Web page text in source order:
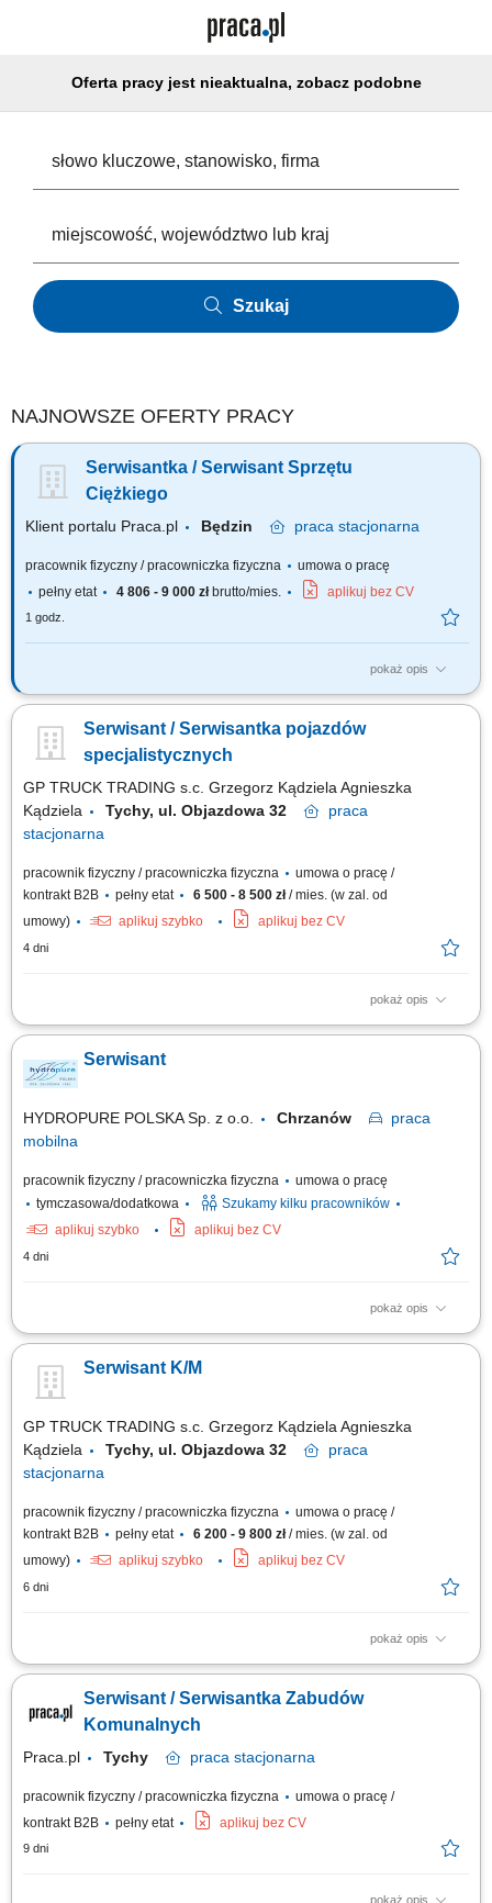
Oferta pracy jest nieaktualna, zobacz podobne
Szukaj
NAJNOWSZE OFERTY PRACY
Serwisantka / Serwisant Sprzętu
Ciężkiego
Klient portalu Praca.pl Będzin praca stacjonarna
pracownik fizyczny / pracowniczka fizyczna
umowa o pracę
pełny etat
4 806 - 9 000 złbrutto/mies. aplikuj bez CV
1 godz.
pokaż opis
Przeprowadzanie serwisów i napraw maszyn ciężkich, Identyfikacja i
poprzez regularne przeglądy.
Serwisant / Serwisantka pojazdów
specjalistycznych
GP TRUCK TRADING s.c. Grzegorz Kądziela Agnieszka
Kądziela
Tychy, ul. Objazdowa 32
praca
stacjonarna
pracownik fizyczny / pracowniczka fizyczna
umowa o pracę /
kontrakt B2B
pełny etat 6 500 - 8 500 zł/ mies. (w zal. od
umowy)
aplikuj szybko aplikuj bez CV
4 dni
pokaż opis
Opis stanowiska: wykonywanie przeglądów i napraw zabudów
usterek hydraulicznych, mechanicznych i elektrycznych; montaż i
uruchamianie nowych zabudów zgodnie z dokumentacją techniczną;
Serwisant
HYDROPURE POLSKA Sp. z o.o. Chrzanów
praca
mobilna
pracownik fizyczny / pracowniczka fizyczna
umowa o pracę
tymczasowa/dodatkowa
Szukamy kilku pracowników
aplikuj szybko
aplikuj bez CV
4 dni
pokaż opis
Główne obowiązki: montaż urządzeń do oczyszczania wody; obsługa
Serwisant K/M
GP TRUCK TRADING s.c. Grzegorz Kądziela Agnieszka
Kądziela
Tychy, ul. Objazdowa 32
praca
stacjonarna
pracownik fizyczny / pracowniczka fizyczna
umowa o pracę /
kontrakt B2B
pełny etat 6 200 - 9 800 zł/ mies. (w zal. od
umowy)
aplikuj szybko aplikuj bez CV
6 dni
pokaż opis
Osoba na tym stanowisku będzie odpowiedzialna za wykonywanie
na pojazdach ciężarowych (takich jak: beczki asenizacyjne, hakowce,
bramowce, wywrotki itp.). Praca obejmuje serwis hydrauliki siłowej,
Serwisant / Serwisantka Zabudów
Komunalnych
Praca.pl Tychy praca stacjonarna
pracownik fizyczny / pracowniczka fizyczna
umowa o pracę /
kontrakt B2B
pełny etat aplikuj bez CV
9 dni
pokaż opis